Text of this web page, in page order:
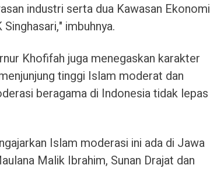
industri serta dua Kawasan Ekonomi
imbuhnya.
Khofifah juga menegaskan karakter
tinggi Islam moderat dan
beragama di Indonesia tidak lepas
Islam moderasi ini ada di Jawa
Malik Ibrahim, Sunan Drajat dan